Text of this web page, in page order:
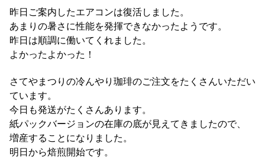
昨日ご案内したエアコンは復活しました。
あまりの暑さに性能を発揮できなかったようです。
昨日は順調に働いてくれました。
よかったよかった！
さてやまつりの冷んやり珈琲のご注文をたくさんいただい
ています。
今日も発送がたくさんあります。
紙パックバージョンの在庫の底が見えてきましたので、
増産することになりました。
明日から焙煎開始です。